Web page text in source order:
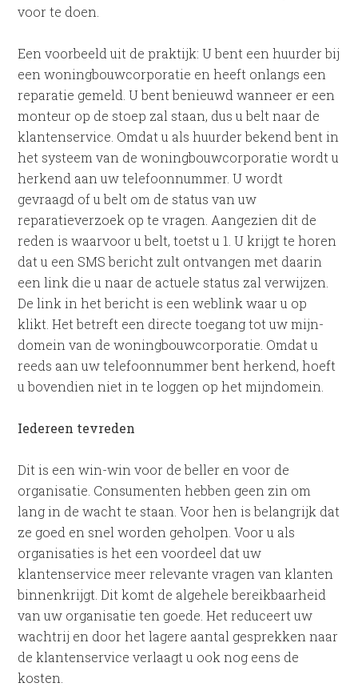
voor te doen.
Een voorbeeld uit de praktijk: U bent een huurder bij
een woningbouwcorporatie en heeft onlangs een
reparatie gemeld. U bent benieuwd wanneer er een
monteur op de stoep zal staan, dus u belt naar de
klantenservice. Omdat u als huurder bekend bent in
het systeem van de woningbouwcorporatie wordt u
herkend aan uw telefoonnummer. U wordt
gevraagd of u belt om de status van uw
reparatieverzoek op te vragen. Aangezien dit de
reden is waarvoor u belt, toetst u 1. U krijgt te horen
dat u een SMS bericht zult ontvangen met daarin
een link die u naar de actuele status zal verwijzen.
De link in het bericht is een weblink waar u op
klikt. Het betreft een directe toegang tot uw mijn-
domein van de woningbouwcorporatie. Omdat u
reeds aan uw telefoonnummer bent herkend, hoeft
u bovendien niet in te loggen op het mijndomein.
Iedereen tevreden
Dit is een win-win voor de beller en voor de
organisatie. Consumenten hebben geen zin om
lang in de wacht te staan. Voor hen is belangrijk dat
ze goed en snel worden geholpen. Voor u als
organisaties is het een voordeel dat uw
klantenservice meer relevante vragen van klanten
binnenkrijgt. Dit komt de algehele bereikbaarheid
van uw organisatie ten goede. Het reduceert uw
wachtrij en door het lagere aantal gesprekken naar
de klantenservice verlaagt u ook nog eens de
kosten.